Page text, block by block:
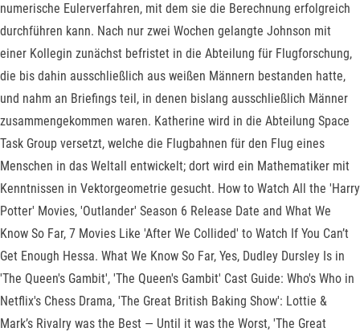
numerische Eulerverfahren, mit dem sie die Berechnung erfolgreich
durchführen kann. Nach nur zwei Wochen gelangte Johnson mit
einer Kollegin zunächst befristet in die Abteilung für Flugforschung,
die bis dahin ausschließlich aus weißen Männern bestanden hatte,
und nahm an Briefings teil, in denen bislang ausschließlich Männer
zusammengekommen waren. Katherine wird in die Abteilung Space
Task Group versetzt, welche die Flugbahnen für den Flug eines
Menschen in das Weltall entwickelt; dort wird ein Mathematiker mit
Kenntnissen in Vektorgeometrie gesucht. How to Watch All the 'Harry
Potter' Movies, 'Outlander' Season 6 Release Date and What We
Know So Far, 7 Movies Like 'After We Collided' to Watch If You Can’t
Get Enough Hessa. What We Know So Far, Yes, Dudley Dursley Is in
'The Queen's Gambit', 'The Queen's Gambit' Cast Guide: Who's Who in
Netflix's Chess Drama, 'The Great British Baking Show': Lottie &
Mark’s Rivalry was the Best — Until it was the Worst, 'The Great